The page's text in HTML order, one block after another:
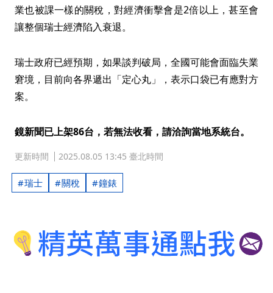
業也被課一樣的關稅，對經濟衝擊會是2倍以上，甚至會
讓整個瑞士經濟陷入衰退。
瑞士政府已經預期，如果談判破局，全國可能會面臨失業
窘境，目前向各界遞出「定心丸」，表示口袋已有應對方
案。
鏡新聞已上架86台，若無法收看，請洽詢當地系統台。
更新時間 2025.08.05 13:45 臺北時間
瑞士 關稅 鐘錶